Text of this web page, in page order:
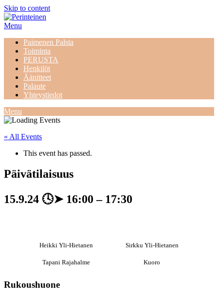
Skip to content
Menu
Paimenen Palsta
Toiminta
PERUSTA
Henkilöt
Äänitteet
Palaute
Yhteystiedot
Menu
« All Events
This event has passed.
Päivätilaisuus
15.9.24 🕓➤ 16:00– 17:30
Heikki Yli-Hietanen Sirkku Yli-Hietanen
Tapani Rajahalme Kuoro
Rukoushuone